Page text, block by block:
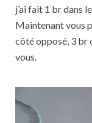
j’ai fait 1 br dans
Maintenant vous
côté opposé, 3 br
vous.